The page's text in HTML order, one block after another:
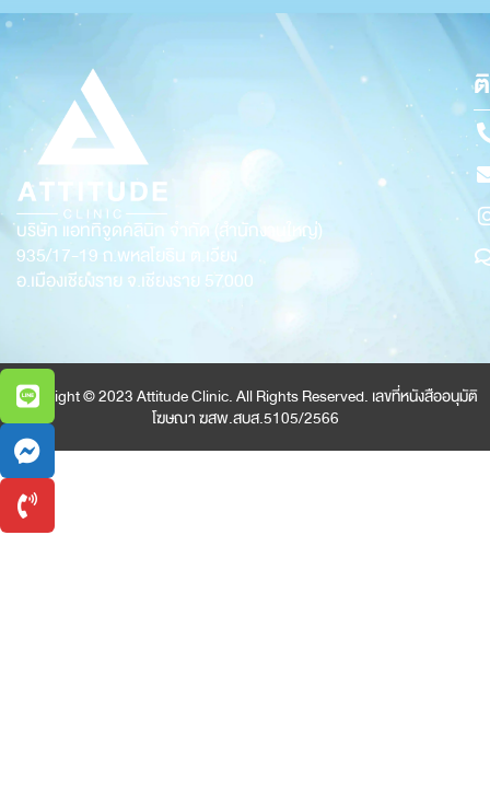
บริษัท แอททิจูดคลินิก จำกัด (สำนักงานใหญ่)
935/17-19 ถ.พหลโยธิน ต.เวียง
อ.เมืองเชียงราย จ.เชียงราย 57000
Copyright © 2023 Attitude Clinic. All Rights Reserved. เลขที่หนังสืออนุมัติ
โฆษณา ฆสพ.สบส.5105/2566